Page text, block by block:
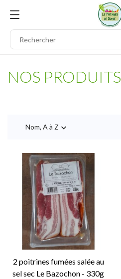
NOS PRODUITS
Nom, A à Z 
2 poitrines fumées salée au
sel sec Le Bazochon - 330g